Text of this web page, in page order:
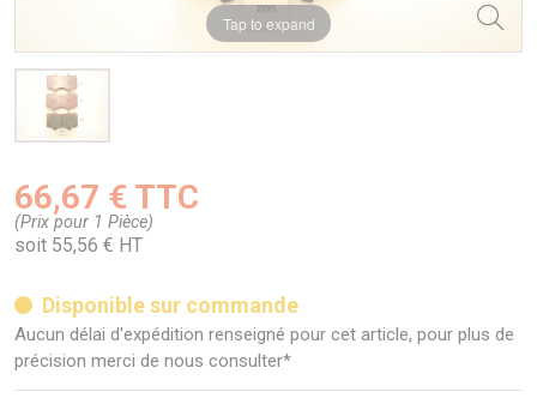
Tap to expand
66,67 € TTC
(Prix pour 1 Pièce)
soit 55,56 € HT
Disponible sur commande
Aucun délai d'expédition renseigné pour cet article, pour plus de
précision merci de nous consulter*